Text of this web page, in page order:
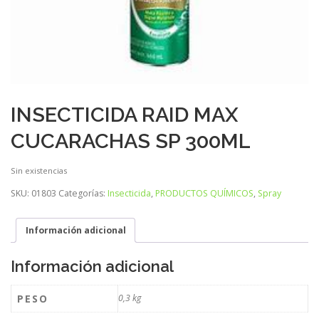
INSECTICIDA RAID MAX
CUCARACHAS SP 300ML
Sin existencias
SKU: 01803 Categorías: Insecticida, PRODUCTOS QUÍMICOS, Spray
Información adicional
Información adicional
PESO 0,3 kg